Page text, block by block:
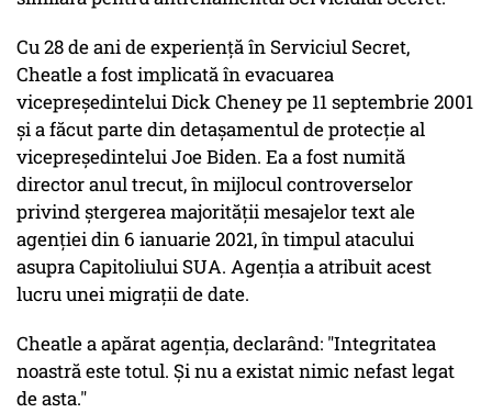
Cu 28 de ani de experiență în Serviciul Secret,
Cheatle a fost implicată în evacuarea
vicepreședintelui Dick Cheney pe 11 septembrie 2001
și a făcut parte din detașamentul de protecție al
vicepreședintelui Joe Biden. Ea a fost numită
director anul trecut, în mijlocul controverselor
privind ștergerea majorității mesajelor text ale
agenției din 6 ianuarie 2021, în timpul atacului
asupra Capitoliului SUA. Agenția a atribuit acest
lucru unei migrații de date.
Cheatle a apărat agenția, declarând: "Integritatea
noastră este totul. Și nu a existat nimic nefast legat
de asta."